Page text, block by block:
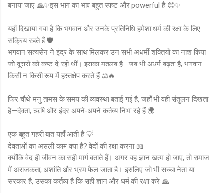
बनाया जाए 🙏✨इस भाग का भाव बहुत स्पष्ट और powerful है 😊✨
यहाँ दिखाया गया है कि भगवान और उनके प्रतिनिधि हमेशा धर्म की रक्षा के लिए
सक्रिय रहते हैं 🛡️
भगवान सत्यसेन ने इंद्र के साथ मिलकर उन सभी अधर्मी शक्तियों का नाश किया
जो दूसरों को कष्ट दे रही थीं। इसका मतलब है—जब भी अधर्म बढ़ता है, भगवान
किसी न किसी रूप में हस्तक्षेप करते हैं ⚖️🔥
फिर चौथे मनु तामस के समय की व्यवस्था बताई गई है, जहाँ भी वही संतुलन दिखता
है—देवता, ऋषि और इंद्र अपने-अपने कर्तव्य निभा रहे हैं 🌍
एक बहुत गहरी बात यहाँ आती है 💡
देवताओं का असली काम क्या है? वेदों की रक्षा करना 📖
क्योंकि वेद ही जीवन का सही मार्ग बताते हैं। अगर यह ज्ञान खत्म हो जाए, तो समाज
में अराजकता, अशांति और भ्रम फैल जाता है। इसलिए जो भी सच्चा नेता या
सरकार है, उसका कर्तव्य है कि सही ज्ञान और धर्म की रक्षा करे 🙏